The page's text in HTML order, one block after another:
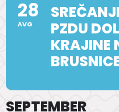
28
AVG
PZDU
KRAJINE
SEPTEMBER